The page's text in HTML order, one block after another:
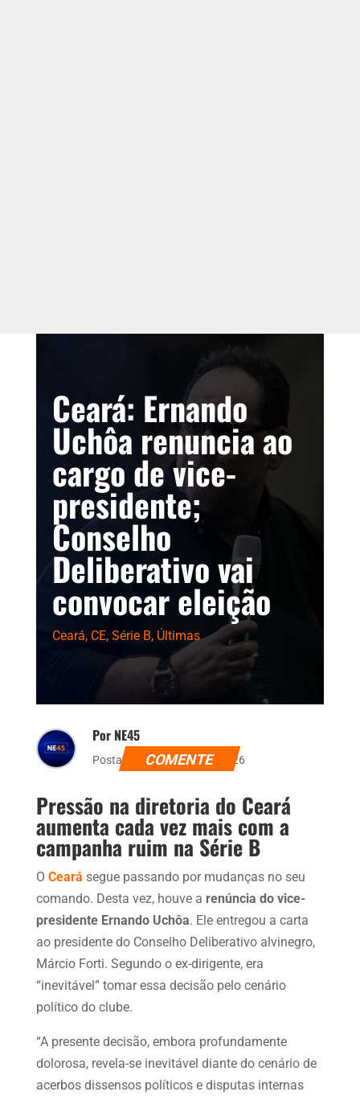
Ceará: Ernando
Uchôa renuncia ao
cargo de vice-
presidente;
Conselho
Deliberativo vai
convocar eleição
Ceará, CE, Série B, Últimas
Por NE45
Postado dia 6 de julho de 2026
COMENTE
Pressão na diretoria do Ceará
aumenta cada vez mais com a
campanha ruim na Série B
O Ceará segue passando por mudanças no seu
comando. Desta vez, houve a renúncia do vice-
presidente Ernando Uchôa. Ele entregou a carta
ao presidente do Conselho Deliberativo alvinegro,
Márcio Forti. Segundo o ex-dirigente, era
“inevitável” tomar essa decisão pelo cenário
político do clube.
“A presente decisão, embora profundamente
dolorosa, revela-se inevitável diante do cenário de
acerbos dissensos políticos e disputas internas